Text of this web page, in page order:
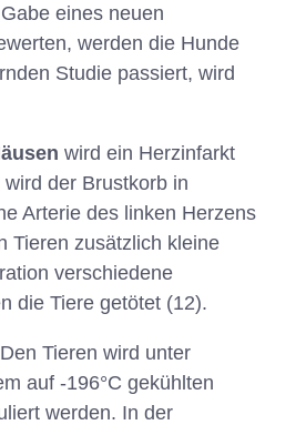
eines neuen
werden die Hunde
Studie passiert, wird
wird ein Herzinfarkt
der Brustkorb in
Arterie des linken Herzens
Tieren zusätzlich kleine
verschiedene
die Tiere getötet (12).
Tieren wird unter
auf -196°C gekühlten
werden. In der